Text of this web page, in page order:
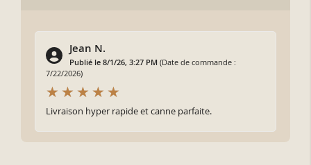
Jean N.
Publié le 8/1/26, 3:27 PM (Date de commande :
7/22/2026)
Livraison hyper rapide et canne parfaite.